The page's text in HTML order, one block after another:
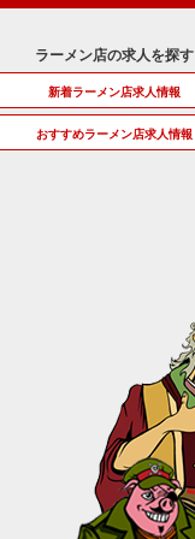
ラーメン店の求人を探す
新着ラーメン店求人情報
おすすめラーメン店求人情報